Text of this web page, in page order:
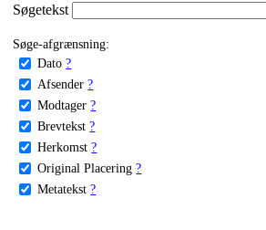
Søgetekst
Søge-afgrænsning:
Dato ?
Afsender ?
Modtager ?
Brevtekst ?
Herkomst ?
Original Placering ?
Metatekst ?